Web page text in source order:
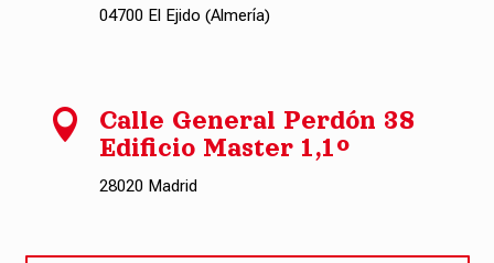
04700 El Ejido (Almería)

Calle General Perdón 38
Edificio Master 1,1º
28020 Madrid